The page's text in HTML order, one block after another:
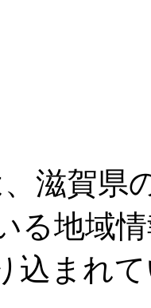
、滋賀県
る地域
込まれ